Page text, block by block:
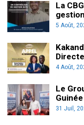
La
5 Août,
4 Août,
Le
31 Juil,